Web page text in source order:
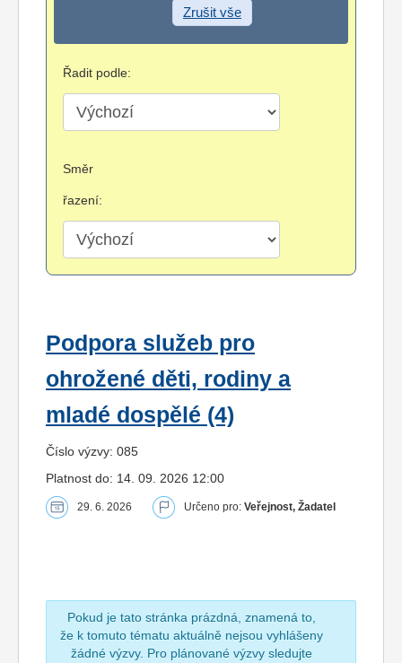
Zrušit vše
Řadit podle:
Směr
řazení:
Podpora služeb pro
ohrožené děti, rodiny a
mladé dospělé (4)
Číslo výzvy: 085
Platnost do: 14. 09. 2026 12:00
29. 6. 2026 Určeno pro: Veřejnost, Žadatel
Pokud je tato stránka prázdná, znamená to,
že k tomuto tématu aktuálně nejsou vyhlášeny
žádné výzvy. Pro plánované výzvy sledujte